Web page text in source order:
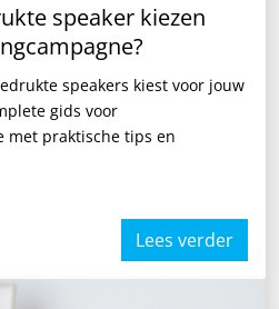
speaker kiezen
speakers kiest voor jouw
gids voor
met praktische tips en
Lees verder